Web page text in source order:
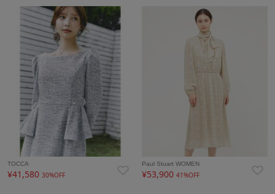
TOCCA
¥41,580 30%OFF
Paul Stuart WOMEN
¥53,90041%OFF